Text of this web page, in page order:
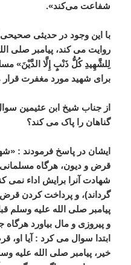
شفاعت می‌کند».
با این وجود در حدیثی
روایت می کند، پیامبر صلی
برای شهید مورد مغفرت
از جناب شیخ ابن عثیمین
گناهان را پاک می کند؟
ایشان در پاسخ فرمودند :
قرض و دیون، هرگاه
شهادت آنرا برایش اداء نمی
گرداند)، و پرداخت کردن
پیامبر صلی الله علیه وسلم
و پیروزی و مال بیاورد هرگاه
ابتدا سوال می کرد : آیا
خیر، پیامبر صلی الله علیه